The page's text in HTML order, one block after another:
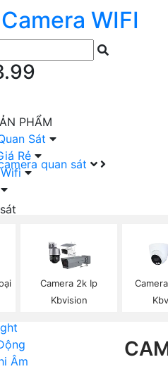
Camera WIFI
PHẨM
quan sát
Trọn Bộ
Bộ
Bộ
Âm
Sát
Rẻ
Camera 2k Ip
Kbvision